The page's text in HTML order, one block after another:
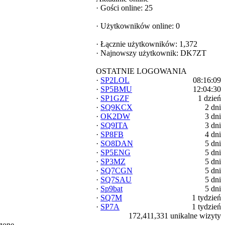
· Gości online: 25
· Użytkowników online: 0
· Łącznie użytkowników: 1,372
· Najnowszy użytkownik: DK7ZT
OSTATNIE LOGOWANIA
· SP2LOL
08:16:09
· SP5BMU
12:04:30
· SP1GZF
1 dzień
· SQ9KCX
2 dni
· OK2DW
3 dni
· SQ9ITA
3 dni
· SP8FB
4 dni
· SO8DAN
5 dni
· SP5ENG
5 dni
· SP3MZ
5 dni
· SQ7CGN
5 dni
· SQ7SAU
5 dni
· Sp9bat
5 dni
· SQ7M
1 tydzień
· SP7A
1 tydzień
172,411,331 unikalne wizyty